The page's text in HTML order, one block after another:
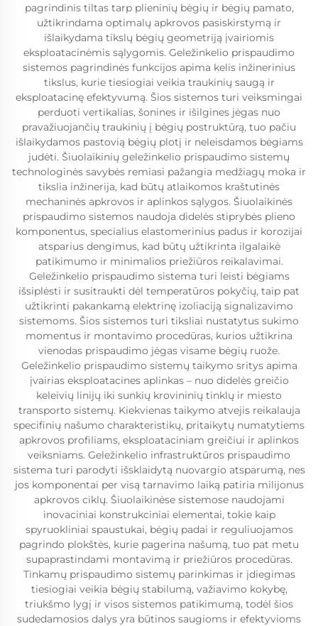
pagrindinis tiltas tarp plieninių bėgių ir bėgių pamato,
užtikrindama optimalų apkrovos pasiskirstymą ir
išlaikydama tikslų bėgių geometriją įvairiomis
eksploatacinėmis sąlygomis. Geležinkelio prispaudimo
sistemos pagrindinės funkcijos apima kelis inžinerinius
tikslus, kurie tiesiogiai veikia traukinių saugą ir
eksploatacinę efektyvumą. Šios sistemos turi veiksmingai
perduoti vertikalias, šonines ir išilgines jėgas nuo
pravažiuojančių traukinių į bėgių postruktūrą, tuo pačiu
išlaikydamos pastovią bėgių plotį ir neleisdamos bėgiams
judėti. Šiuolaikinių geležinkelio prispaudimo sistemų
technologinės savybės remiasi pažangia medžiagų moka ir
tikslia inžinerija, kad būtų atlaikomos kraštutinės
mechaninės apkrovos ir aplinkos sąlygos. Šiuolaikinės
prispaudimo sistemos naudoja didelės stiprybės plieno
komponentus, specialius elastomerinius padus ir korozijai
atsparius dengimus, kad būtų užtikrinta ilgalaikė
patikimumo ir minimalios priežiūros reikalavimai.
Geležinkelio prispaudimo sistema turi leisti bėgiams
išsiplėsti ir susitraukti dėl temperatūros pokyčių, taip pat
užtikrinti pakankamą elektrinę izoliaciją signalizavimo
sistemoms. Šios sistemos turi tiksliai nustatytus sukimo
momentus ir montavimo procedūras, kurios užtikrina
vienodas prispaudimo jėgas visame bėgių ruože.
Geležinkelio prispaudimo sistemų taikymo sritys apima
įvairias eksploatacines aplinkas – nuo didelės greičio
keleivių linijų iki sunkių krovininių tinklų ir miesto
transporto sistemų. Kiekvienas taikymo atvejis reikalauja
specifinių našumo charakteristikų, pritaikytų numatytiems
apkrovos profiliams, eksploataciniam greičiui ir aplinkos
veiksniams. Geležinkelio infrastruktūros prispaudimo
sistema turi parodyti išsklaidytą nuovargio atsparumą, nes
jos komponentai per visą tarnavimo laiką patiria milijonus
apkrovos ciklų. Šiuolaikinėse sistemose naudojami
inovaciniai konstrukciniai elementai, tokie kaip
spyruokliniai spaustukai, bėgių padai ir reguliuojamos
pagrindo plokštės, kurie pagerina našumą, tuo pat metu
supaprastindami montavimą ir priežiūros procedūras.
Tinkamų prispaudimo sistemų parinkimas ir įdiegimas
tiesiogiai veikia bėgių stabilumą, važiavimo kokybę,
triukšmo lygį ir visos sistemos patikimumą, todėl šios
sudedamosios dalys yra būtinos saugioms ir efektyvioms